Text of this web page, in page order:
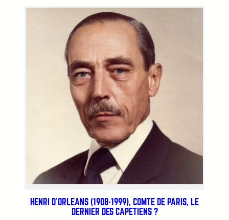
HENRI D’ORLÉANS (1908-1999), COMTE DE PARIS, LE
DERNIER DES CAPÉTIENS ?